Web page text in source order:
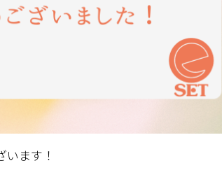
ます！